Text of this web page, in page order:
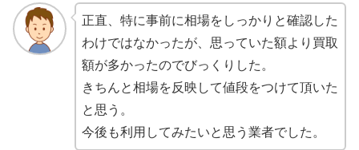
正直、特に事前に相場をしっかりと確認した
わけではなかったが、思っていた額より買取
額が多かったのでびっくりした。
きちんと相場を反映して値段をつけて頂いた
と思う。
今後も利用してみたいと思う業者でした。